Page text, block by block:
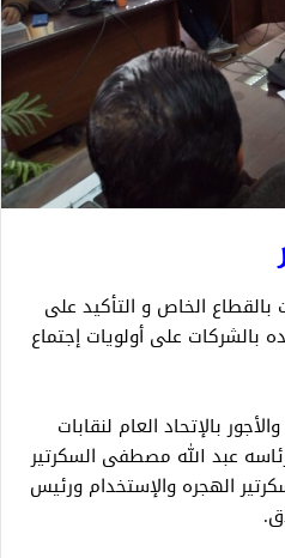
بالقطاع الخاص و التأكيد على
بالشركات على أولويات إجتماع
بالإتحاد العام لنقابات
عبد الله مصطفى السكرتير
الهجره والإستخدام ورئيس